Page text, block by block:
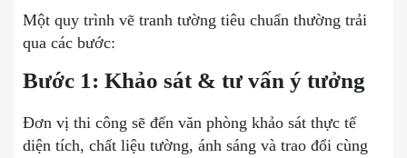
Một quy trình vẽ tranh tường tiêu chuẩn thường trải
qua các bước:
Bước 1: Khảo sát & tư vấn ý tưởng
Đơn vị thi công sẽ đến văn phòng khảo sát thực tế
diện tích, chất liệu tường, ánh sáng và trao đổi cùng